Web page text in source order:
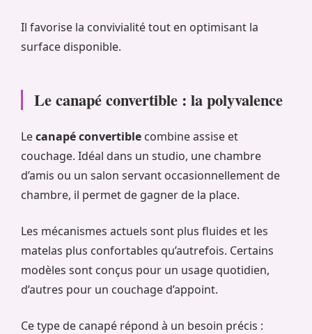
Il favorise la convivialité tout en optimisant la
surface disponible.
Le canapé convertible : la polyvalence
Lecanapé convertible combine assise et
couchage. Idéal dans un studio, une chambre
d’amis ou un salon servant occasionnellement de
chambre, il permet de gagner de la place.
Les mécanismes actuels sont plus fluides et les
matelas plus confortables qu’autrefois. Certains
modèles sont conçus pour un usage quotidien,
d’autres pour un couchage d’appoint.
Ce type de canapé répond à un besoin précis :